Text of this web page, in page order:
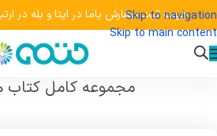
Skip to navigation
Skip to main content
جهت ثبت سفارش باما در ایتا و بله در ارتباط باشید
محصولات برچسب خورده "پدل"
مجموعه کامل کتاب